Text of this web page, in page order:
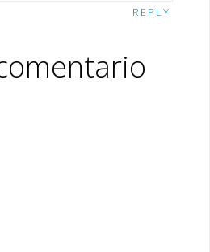
REPLY